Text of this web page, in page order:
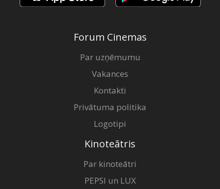
Forum Cinemas
Par uzņēmumu
Vakances
Kontakti
Privātuma politika
Logotipi
Kinoteātris
Par kinoteātri
PEPSI un LUX